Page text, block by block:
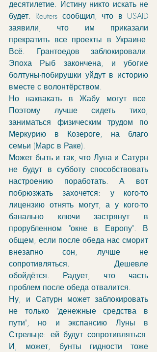
десятилетие. Истину никто искать не
будет. Reuters сообщил, что в USAID
заявили, что им приказали
прекратить все проекты в Украине.
Всё. Грантоедов заблокировали.
Эпоха Рыб закончена, и убогие
болтуны-побирушки уйдут в историю
вместе с волонтёрством.
Но наквакать в Жабу могут все.
Поэтому лучше сидеть тихо,
заниматься физическим трудом по
Меркурию в Козероге, на благо
семьи (Марс в Раке).
Может быть и так, что Луна и Сатурн
не будут в субботу способствовать
настроению поработать. А вот
побрюзжать захочется: у кого-то
лицензию отнять могут, а у кого-то
банально ключи застрянут в
прорубленном "окне в Европу". В
общем, если после обеда нас сморит
внезапно сон, лучше не
сопротивляться. Дешевле
обойдётся. Радует, что часть
проблем после обеда отвалится.
Ну, и Сатурн может заблокировать
не только "денежные средства в
пути", но и экспансию Луны в
Стрельце: ей будут сопротивляться.
И, может, бунты гидности тоже